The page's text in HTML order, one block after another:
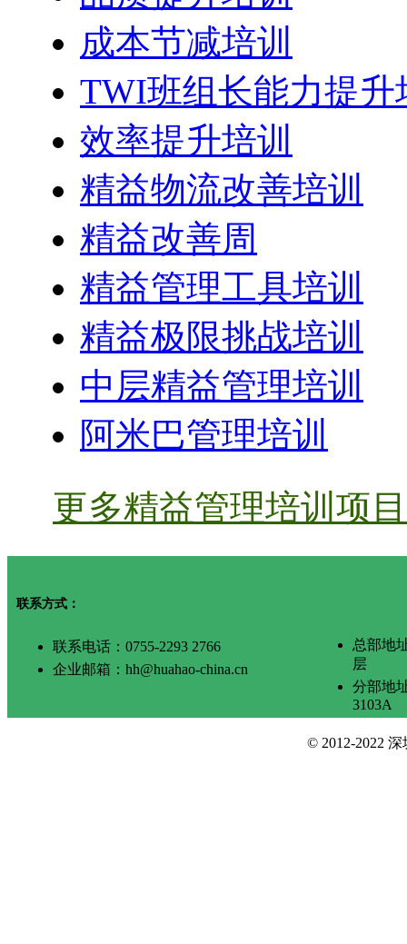
成本节减培训
TWI班组长能力提升
效率提升培训
精益物流改善培训
精益改善周
精益管理工具培训
精益极限挑战培训
中层精益管理培训
阿米巴管理培训
更多精益管理培训项
联系方式：
联系电话：0755-2293 2766
企业邮箱：hh@huahao-china.cn
总部地
层
分部地
3103A
© 2012-2022